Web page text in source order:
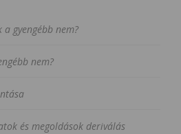
a gyengébb nem?
nem?
és megoldások deriválás